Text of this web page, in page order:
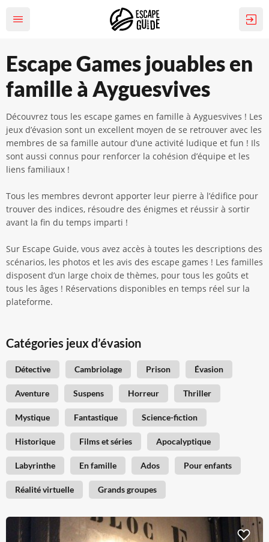
Escape Games jouables en
famille à Ayguesvives
Découvrez tous les escape games en famille à Ayguesvives ! Les
jeux d’évasion sont un excellent moyen de se retrouver avec les
membres de sa famille autour d’une activité ludique et fun ! Ils
sont aussi connus pour renforcer la cohésion d’équipe et les
liens familiaux !
Tous les membres devront apporter leur pierre à l’édifice pour
trouver des indices, résoudre des énigmes et réussir à sortir
avant la fin du temps imparti !
Sur Escape Guide, vous avez accès à toutes les descriptions des
scénarios, les photos et les avis des escape games ! Les familles
disposent d’un large choix de thèmes, pour tous les goûts et
tous les âges ! Réservations disponibles en temps réel sur la
plateforme.
Catégories jeux d’évasion
Détective Cambriolage Prison Évasion
Aventure Suspens Horreur Thriller
Mystique Fantastique Science-fiction
Historique Films et séries Apocalyptique
Labyrinthe En famille Ados Pour enfants
Réalité virtuelle Grands groupes